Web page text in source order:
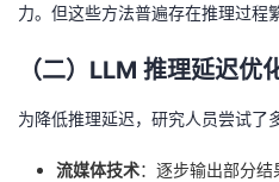
的
技
我
的
力。但这些方法普遍存在推理过程
（二）LLM 推理延迟优
为降低推理延迟，研究人员尝试了
流媒体技术：逐步输出部分